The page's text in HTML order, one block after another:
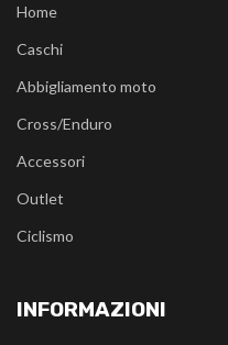
Home
Caschi
Abbigliamento moto
Cross/Enduro
Accessori
Outlet
Ciclismo
INFORMAZIONI